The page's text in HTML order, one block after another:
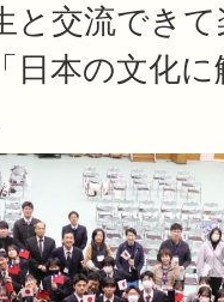
と交流でき
日本の文化